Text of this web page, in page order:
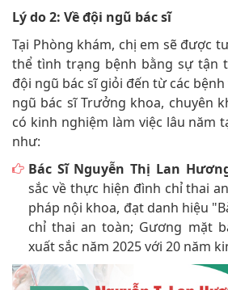
Lý do 2: Về đội ngũ bác sĩ
Tại Phòng khám, chị em sẽ được
thể tình trạng bệnh bằng sự tận
đội ngũ bác sĩ giỏi đến từ các
ngũ bác sĩ Trưởng khoa, chuyên
có kinh nghiệm làm việc lâu năm
như:
Bác Sĩ Nguyễn Thị Lan
sắc về thực hiện đình chỉ thai
pháp nội khoa, đạt danh hiệu
chỉ thai an toàn; Gương mặt
xuất sắc năm 2025 với 20 năm